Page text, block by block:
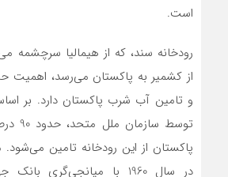
است.
رودخانه سند، که از هیمالیا سرچشمه
از کشمیر به پاکستان می‌رسد، اهمیت
و تامین آب شرب پاکستان دارد. بر
توسط
پاکستان از این رودخانه تامین
در سال 1960 با میانجی‌گری